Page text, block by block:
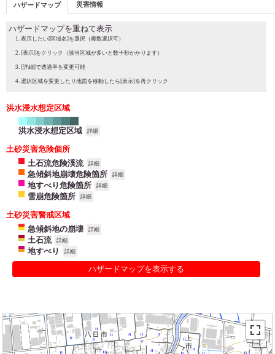
ハザードマップ 災害情報
ハザードマップを重ねて表示
表示したい[区域名]を選択（複数選択可）
[表示]をクリック（該当区域が多いと数十秒かかります）
[詳細]で透過率を変更可能
選択区域を変更したり地図を移動したら[表示]を再クリック
洪水浸水想定区域
洪水浸水想定区域 詳細
土砂災害危険個所
土石流危険渓流
詳細
急傾斜地崩壊危険箇所 詳細
地すべり危険箇所 詳細
雪崩危険箇所 詳細
土砂災害警戒区域
急傾斜地の崩壊
詳細
土石流 詳細
地すべり 詳細
ハザードマップを表示する